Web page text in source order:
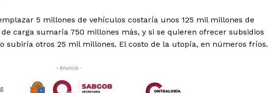
5 millones de vehículos costaría unos 125 mil millones de
carga sumaría 750 millones más, y si se quieren ofrecer subsidios
subiría otros 25 mil millones. El costo de la utopía, en números fríos.
- Anuncio -